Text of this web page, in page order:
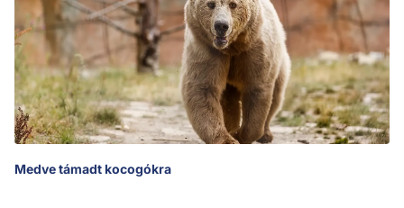
Medve támadt kocogókra